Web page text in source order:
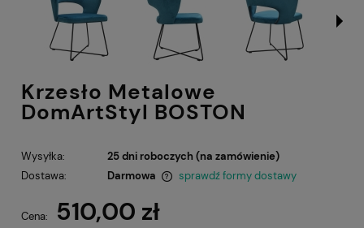
Krzesło Metalowe
DomArtStyl BOSTON
Wysyłka:
25 dni roboczych (na zamówienie)
Dostawa:
Darmowa
sprawdź formy dostawy
Cena: 510,00 zł